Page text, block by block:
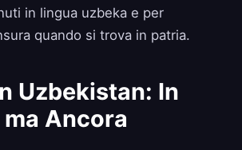
in lingua uzbeka e per
quando si trova in patria.
Uzbekistan: In
Ancora